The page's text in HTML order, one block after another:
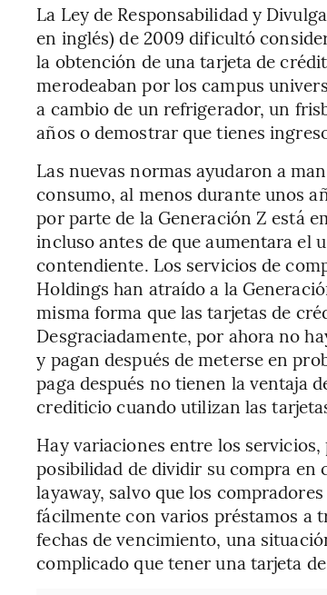
La Ley de Responsabilidad y
en inglés) de 2009 dificultó
la obtención de una tarjeta de
merodeaban por los campus
a cambio de un refrigerador, un
años o demostrar que tienes
Las nuevas normas ayudaron a
consumo, al menos durante unos
por parte de la Generación Z está
incluso antes de que aumentara el
contendiente. Los servicios de
Holdings han atraído a la
misma forma que las tarjetas de
Desgraciadamente, por ahora no
y pagan después de meterse en
paga después no tienen la ventaja
crediticio cuando utilizan las
Hay variaciones entre los
posibilidad de dividir su compra en
layaway, salvo que los
fácilmente con varios préstamos a
fechas de vencimiento, una
complicado que tener una tarjeta